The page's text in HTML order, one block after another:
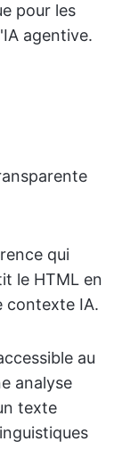
pour les
agentive.
qui
le HTML en
contexte IA.
au
analyse
texte